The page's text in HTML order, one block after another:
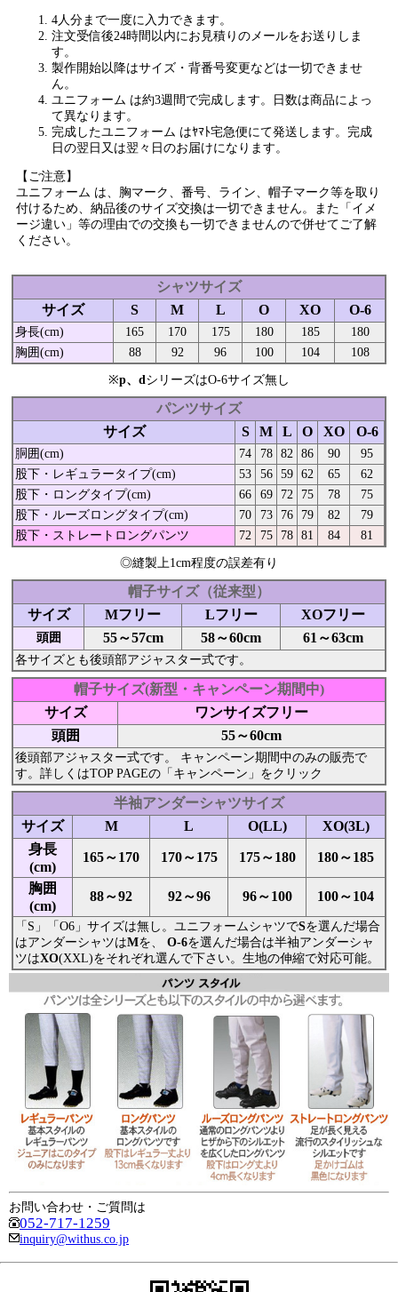
4人分まで一度に入力できます。
注文受信後24時間以内にお見積りのメールをお送りしま
す。
製作開始以降はサイズ・背番号変更などは一切できませ
ん。
ユニフォーム は約3週間で完成します。日数は商品によっ
て異なります。
完成したユニフォーム はﾔﾏﾄ宅急便にて発送します。完成
日の翌日又は翌々日のお届けになります。
【ご注意】
ユニフォーム は、胸マーク、番号、ライン、帽子マーク等を取り
付けるため、納品後のサイズ交換は一切できません。また「イメ
ージ違い」等の理由での交換も一切できませんので併せてご了解
ください。
シャツサイズ
サイズ
S M L O XO O-6
身長(cm) 165 170 175 180 185
180
胸囲(cm)
88 92 96 100 104 108
※p、dシリーズはO-6サイズ無し
パンツサイズ
サイズ
S M L O XO O-6
胴囲(cm) 74 78 82 86 90
95
股下・レギュラータイプ(cm)
53 56 59 62 65
62
股下・ロングタイプ(cm)
66 69 72 75 78
75
股下・ルーズロングタイプ(cm)
70 73 76 79 82
79
股下・ストレートロングパンツ
72 75 78 81 84 81
◎縫製上1cm程度の誤差有り
帽子サイズ（従来型）
サイズ
Mフリー Lフリー XOフリー
頭囲 55～57cm 58～60cm 61～63cm
各サイズとも後頭部アジャスター式です。
帽子サイズ(新型・キャンペーン期間中)
サイズ
ワンサイズフリー
頭囲
55～60cm
後頭部アジャスター式です。 キャンペーン期間中のみの販売で
す。詳しくはTOP PAGEの「キャンペーン」をクリック
半袖アンダーシャツサイズ
サイズ
M L O(LL)
XO(3L)
身長
(cm)
165～170 170～175 175～180 180～185
胸囲
(cm)
88～92 92～96 96～100 100～104
「S」「O6」サイズは無し。ユニフォームシャツでSを選んだ場合
はアンダーシャツはMを、 O-6を選んだ場合は半袖アンダーシャ
ツはXO(XXL)をそれぞれ選んで下さい。生地の伸縮で対応可能。
お問い合わせ・ご質問は
052-717-1259
inquiry@withus.co.jp